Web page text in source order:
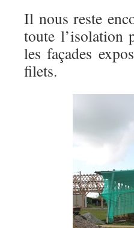
Il nous reste
toute l’isolation
les façades
filets.